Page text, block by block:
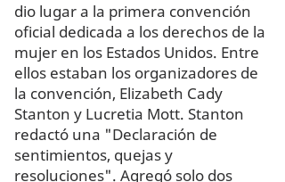
dio lugar a la primera convención
oficial dedicada a los derechos de la
mujer en los Estados Unidos. Entre
ellos estaban los organizadores de
la convención, Elizabeth Cady
Stanton y Lucretia Mott. Stanton
redactó una "Declaración de
sentimientos, quejas y
resoluciones". Agregó solo dos